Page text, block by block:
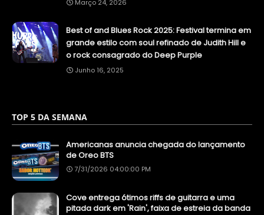
Março 24, 2026
Best of and Blues Rock 2025: Festival termina em
grande estilo com soul refinado de Judith Hill e
o rock consagrado do Deep Purple
Junho 16, 2025
TOP 5 DA SEMANA
Americanas anuncia chegada do lançamento
de Oreo BTS
7/31/2026 04:00:00 PM
Cove entrega ótimos riffs de guitarra e uma
pitada dark em 'Rain', faixa de estreia da banda